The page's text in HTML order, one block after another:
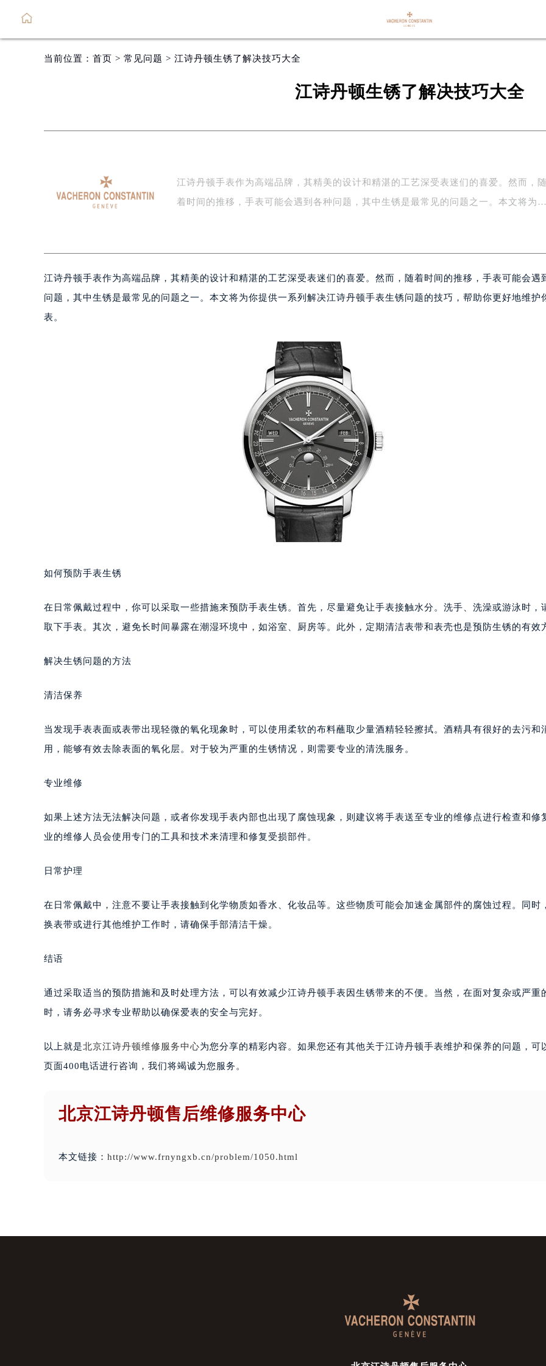
当前位置： 首页 > 常见问题 > 江诗丹顿生锈了解决技巧大全
江诗丹顿生锈了解决技巧大全
江诗丹顿手表作为高端品牌，其精美的设计和精湛的工艺深受表迷们的喜爱。然而，随
着时间的推移，手表可能会遇到各种问题，其中生锈是最常见的问题之一。本文将为…
江诗丹顿手表作为高端品牌，其精美的设计和精湛的工艺深受表迷们的喜爱。然而，随着时间的推移，手表可能会遇
问题，其中生锈是最常见的问题之一。本文将为你提供一系列解决江诗丹顿手表生锈问题的技巧，帮助你更好地维护
表。
如何预防手表生锈
在日常佩戴过程中，你可以采取一些措施来预防手表生锈。首先，尽量避免让手表接触水分。洗手、洗澡或游泳时，
取下手表。其次，避免长时间暴露在潮湿环境中，如浴室、厨房等。此外，定期清洁表带和表壳也是预防生锈的有效
解决生锈问题的方法
清洁保养
当发现手表表面或表带出现轻微的氧化现象时，可以使用柔软的布料蘸取少量酒精轻轻擦拭。酒精具有很好的去污和
用，能够有效去除表面的氧化层。对于较为严重的生锈情况，则需要专业的清洗服务。
专业维修
如果上述方法无法解决问题，或者你发现手表内部也出现了腐蚀现象，则建议将手表送至专业的维修点进行检查和修
业的维修人员会使用专门的工具和技术来清理和修复受损部件。
日常护理
在日常佩戴中，注意不要让手表接触到化学物质如香水、化妆品等。这些物质可能会加速金属部件的腐蚀过程。同时
换表带或进行其他维护工作时，请确保手部清洁干燥。
结语
通过采取适当的预防措施和及时处理方法，可以有效减少江诗丹顿手表因生锈带来的不便。当然，在面对复杂或严重
时，请务必寻求专业帮助以确保爱表的安全与完好。
以上就是北京江诗丹顿维修服务中心为您分享的精彩内容。如果您还有其他关于江诗丹顿手表维护和保养的问题，可
页面400电话进行咨询，我们将竭诚为您服务。
北京江诗丹顿售后维修服务中心
本文链接： http://www.frnyngxb.cn/problem/1050.html